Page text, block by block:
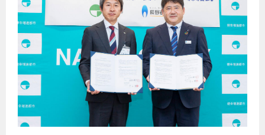
こんなときは
ガスくさいとき・警報器が鳴ったとき
ガスが出ないとき
ガスメーターの復帰方法
ガス器具が故障したとき
地震のとき
ガス・電気併用住宅とオール電化住宅の比較
経済性、環境性、創エネ
ライフステージ別に比較する
30代
オーブン・炊飯器
オーブン
炊飯器
警報器
テレビCM
リフォームの流れ
補助金について
リフォームのお知らせ
電気料金の計算について
ご請求とお支払い
約款
電気料金のシミュレーション
ご契約・お手続き
お申込み
料理教室レンタル
企業情報
採用情報